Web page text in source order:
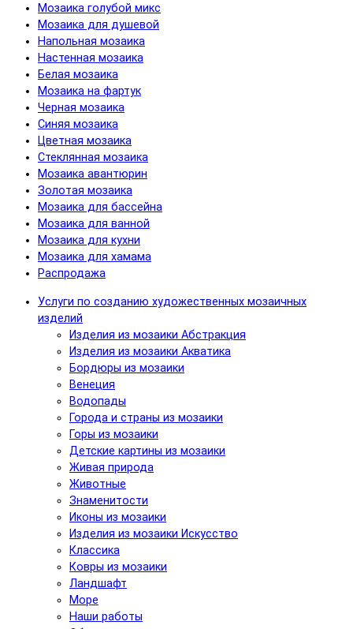
Мозаика голубой микс
Мозаика для душевой
Напольная мозаика
Настенная мозаика
Белая мозаика
Мозаика на фартук
Черная мозаика
Синяя мозаика
Цветная мозаика
Cтеклянная мозаика
Мозаика авантюрин
Золотая мозаика
Мозаика для бассейна
Мозаика для ванной
Мозаика для кухни
Мозаика для хамама
Распродажа
Услуги по созданию художественных мозаичных
изделий
Изделия из мозаики Абстракция
Изделия из мозаики Акватика
Бордюры из мозаики
Венеция
Водопады
Города и страны из мозаики
Горы из мозаики
Детские картины из мозаики
Живая природа
Животные
Знаменитости
Иконы из мозаики
Изделия из мозаики Искусство
Классика
Ковры из мозаики
Ландшафт
Море
Наши работы